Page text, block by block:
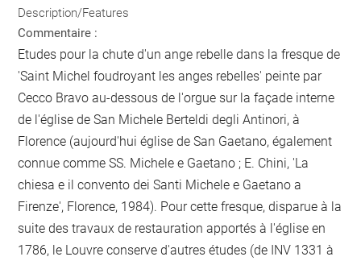
Description/Features
Commentaire :
Etudes pour la chute d'un ange rebelle dans la fresque de
'Saint Michel foudroyant les anges rebelles' peinte par
Cecco Bravo au-dessous de l'orgue sur la façade interne
de l'église de San Michele Berteldi degli Antinori, à
Florence (aujourd'hui église de San Gaetano, également
connue comme SS. Michele e Gaetano ; E. Chini, 'La
chiesa e il convento dei Santi Michele e Gaetano a
Firenze', Florence, 1984). Pour cette fresque, disparue à la
suite des travaux de restauration apportés à l'église en
1786, le Louvre conserve d'autres études (de INV 1331 à